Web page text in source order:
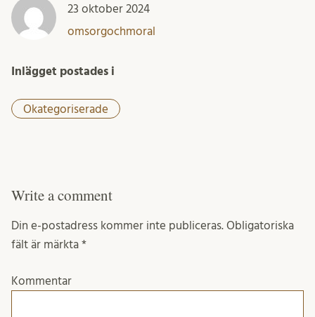
23 oktober 2024
omsorgochmoral
Inlägget postades i
Okategoriserade
Write a comment
Din e-postadress kommer inte publiceras. Obligatoriska
fält är märkta *
Kommentar